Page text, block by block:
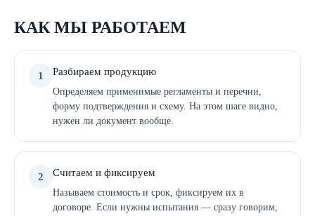
КАК МЫ РАБОТАЕМ
1 Разбираем продукцию
Определяем применимые регламенты и перечни,
форму подтверждения и схему. На этом шаге видно,
нужен ли документ вообще.
2 Считаем и фиксируем
Называем стоимость и срок, фиксируем их в
договоре. Если нужны испытания — сразу говорим,